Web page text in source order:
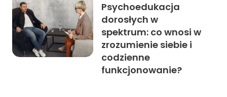
Psychoedukacja
dorosłych w
spektrum: co wnosi w
zrozumienie siebie i
codzienne
funkcjonowanie?